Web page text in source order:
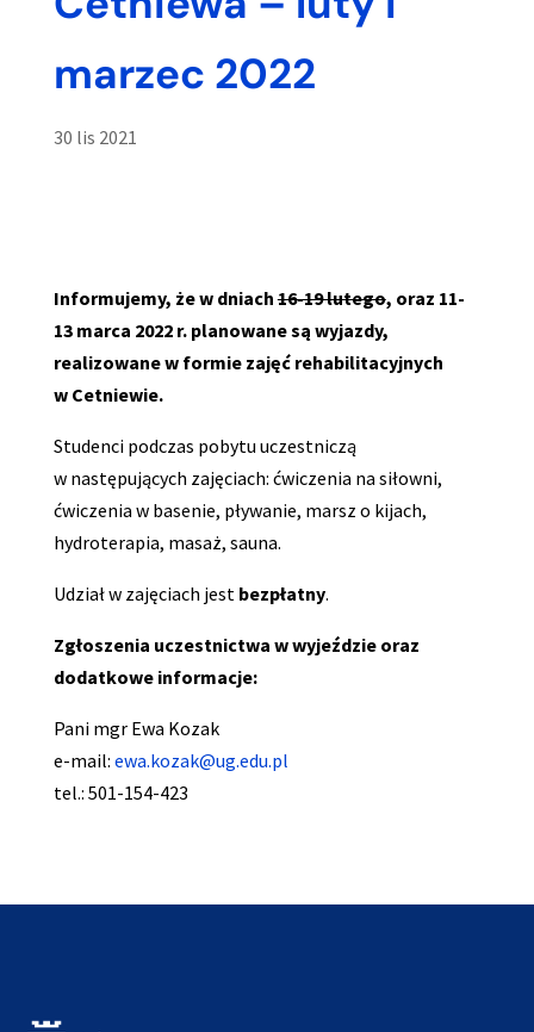
marzec 2022
30 lis 2021
Informujemy, że w dniach16-19 lutego, oraz 11-
13 marca 2022 r. planowane są wyjazdy,
realizowane w formie zajęć rehabilitacyjnych
w Cetniewie.
Studenci podczas pobytu uczestniczą
w następujących zajęciach: ćwiczenia na siłowni,
ćwiczenia w basenie, pływanie, marsz o kijach,
hydroterapia, masaż, sauna.
Udział w zajęciach jest bezpłatny.
Zgłoszenia uczestnictwa w wyjeździe oraz
dodatkowe informacje:
Pani mgr Ewa Kozak
e-mail: ewa.kozak@ug.edu.pl
tel.: 501-154-423